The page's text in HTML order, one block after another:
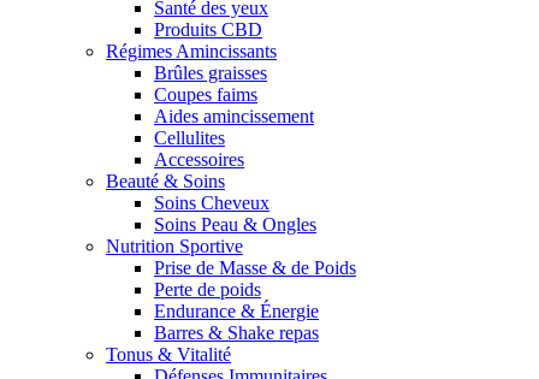
Santé des yeux
Produits CBD
Régimes Amincissants
Brûles graisses
Coupes faims
Aides amincissement
Cellulites
Accessoires
Beauté & Soins
Soins Cheveux
Soins Peau & Ongles
Nutrition Sportive
Prise de Masse & de Poids
Perte de poids
Endurance & Énergie
Barres & Shake repas
Tonus & Vitalité